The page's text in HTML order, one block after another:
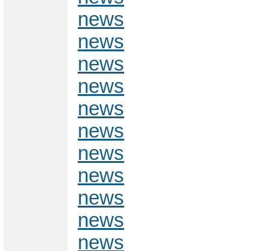
news
news
news
news
news
news
news
news
news
news
news